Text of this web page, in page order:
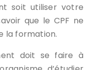
soit utiliser votre
que le CPF ne
la formation.
doit se faire à